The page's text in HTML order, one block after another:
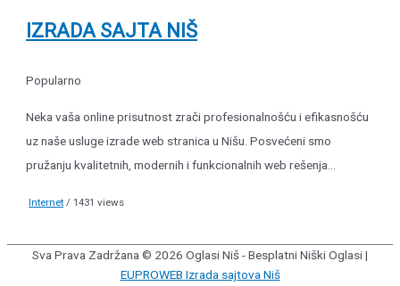
IZRADA SAJTA NIŠ
Popularno
Neka vaša online prisutnost zrači profesionalnošću i efikasnošću
uz naše usluge izrade web stranica u Nišu. Posvećeni smo
pružanju kvalitetnih, modernih i funkcionalnih web rešenja...
Internet / 1431 views
Sva Prava Zadržana © 2026 Oglasi Niš - Besplatni Niški Oglasi|
EUPROWEB Izrada sajtova Niš